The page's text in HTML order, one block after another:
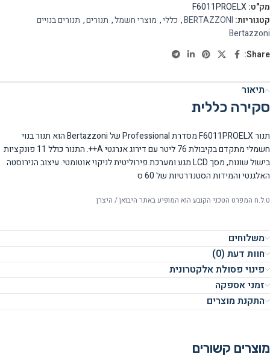
מק"ט:F6011PROELX
קטגוריות: BERTAZZONI
, כללי, מוצרי חשמל, תנורים, תנורים בנויים
Bertazzoni
Share:
תיאור
סקירה כללית
תנור F6011PROELX מסדרת Professional של Bertazzoni הוא תנור בנוי
חשמלי מתקדם בקיבולת 76 ליטר עם דירוג אנרגטי A++. התנור כולל 11 פונקציות
בישול שונות, מסך LCD מגע ומערכת פירוליטית לניקוי אוטומטי. עיצוב הנירוסטה
האלגנטי והמידות הסטנדרטיות של 60 ס
ט.ל.ח המפרט הטכני הקובע הוא המופיע באתר היבואן / היצרן
משלוחים
חוות דעת (0)
פינוי פסולת אלקטרונית
זמני אספקה
התקנת מוצרים
מוצרים קשורים